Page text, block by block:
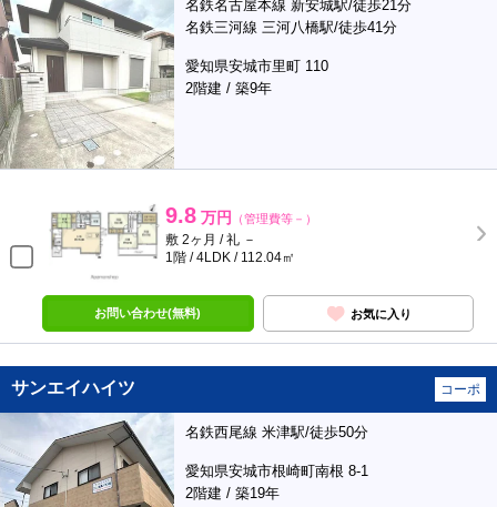
名鉄名古屋本線 新安城駅/徒歩21分
名鉄三河線 三河八橋駅/徒歩41分
愛知県安城市里町 110
2階建 / 築9年
9.8 万円 （管理費等－）
敷 2ヶ月 / 礼 －
1階 / 4LDK / 112.04㎡
お問い合わせ(無料) お気に入り
サンエイハイツ コーポ
名鉄西尾線 米津駅/徒歩50分
愛知県安城市根崎町南根 8-1
2階建 / 築19年